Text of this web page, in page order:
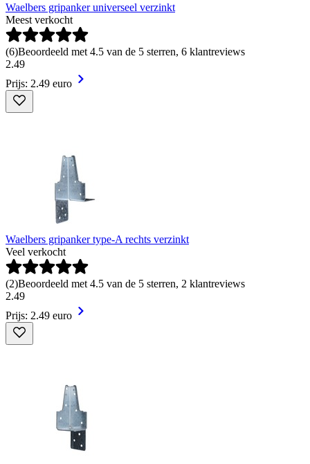
Waelbers gripanker universeel verzinkt
Meest verkocht
(6)Beoordeeld met 4.5 van de 5 sterren, 6 klantreviews
2.49
Prijs: 2.49 euro
Waelbers gripanker type-A rechts verzinkt
Veel verkocht
(2)Beoordeeld met 4.5 van de 5 sterren, 2 klantreviews
2.49
Prijs: 2.49 euro